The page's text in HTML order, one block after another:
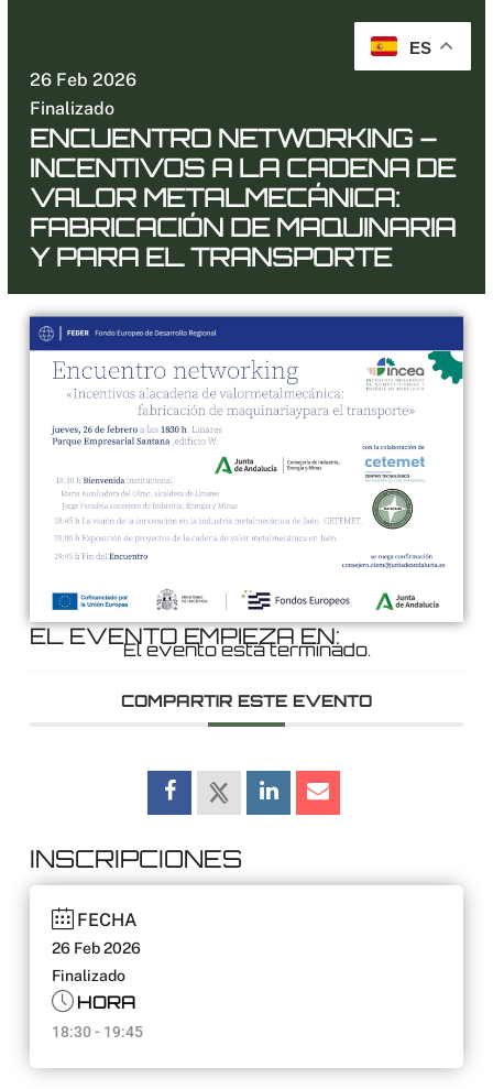
26 Feb 2026
Finalizado
ENCUENTRO NETWORKING –
INCENTIVOS A LA CADENA DE
VALOR METALMECÁNICA:
FABRICACIÓN DE MAQUINARIA
Y PARA EL TRANSPORTE
EL EVENTO EMPIEZA EN:
El evento está terminado.
COMPARTIR ESTE EVENTO
INSCRIPCIONES
FECHA
26 Feb 2026
Finalizado
HORA
18:30 - 19:45
ES